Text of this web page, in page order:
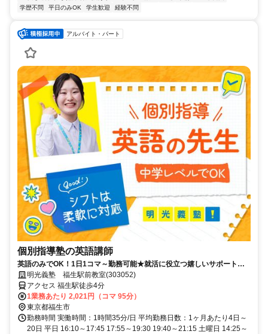
学歴不問
平日のみOK 学生歓迎 経験不問
アルバイト・パート
個別指導塾の英語講師
英語のみでOK！1日1コマ～勤務可能★就活に役立つ嬉しいサポートも
◎ミドル・シニアも活躍中
明光義塾 福生駅前教室(303052)
アクセス 福生駅徒歩4分
1業務あたり 2,021円（コマ 95分）
東京都福生市
勤務時間 実働時間：1時間35分/日 平均勤務日数：1ヶ月あたり4日～
20日 平日 16:10～17:45 17:55～19:30 19:40～21:15 土曜日 14:25～